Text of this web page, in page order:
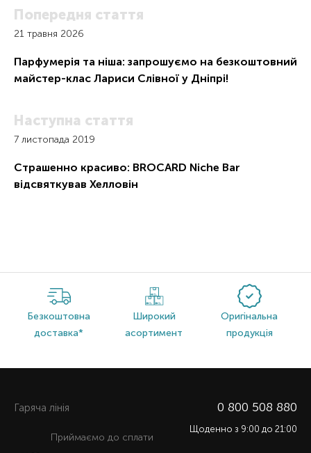
Попередня стаття
21 травня 2026
Парфумерія та ніша: запрошуємо на безкоштовний
майстер-клас Лариси Слівної у Дніпрі!
Наступна стаття
7 листопада 2019
Страшенно красиво: BROCARD Niche Bar
відсвяткував Хелловін
Безкоштовна
доставка*
Широкий
асортимент
Оригінальна
продукція
Гаряча лiнiя 0 800 508 880
Щоденно з 9:00 до 21:00
Приймаємо до сплати